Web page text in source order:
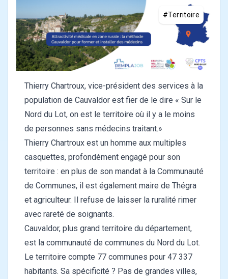
#Territoire
Thierry Chartroux, vice-président des services à la
population de Cauvaldor est fier de le dire « Sur le
Nord du Lot, on est le territoire où il y a le moins
de personnes sans médecins traitant.»
Thierry Chartroux est un homme aux multiples
casquettes, profondément engagé pour son
territoire : en plus de son mandat à la Communauté
de Communes, il est également maire de Thégra
et agriculteur. Il refuse de laisser la ruralité rimer
avec rareté de soignants.
Cauvaldor, plus grand territoire du département,
est la communauté de communes du Nord du Lot.
Le territoire compte 77 communes pour 47 337
habitants. Sa spécificité ? Pas de grandes villes,